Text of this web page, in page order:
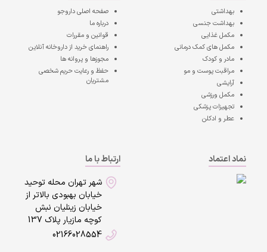
بهداشتی
بهداشت جنسی
مکمل غذایی
مکمل های کمک درمانی
مادر و کودک
مراقبت پوست و مو
آرایشی
مکمل ورزشی
تجهیزات پزشکی
عطر و ادکلن
صفحه اصلیداروجو
درباره ما
قوانین و مقررات
راهنمای خرید از داروخانه آنلاین
مجوزها و پروانه ها
حفظ و رعایت حریم شخصی
مشتریان
نماد اعتماد
ارتباط با ما
شهر تهران محله توحید
خیابان بهبودی بالاتر از
خیابان زینلیان نبش
کوچه مازیار پلاک 137
02166028554